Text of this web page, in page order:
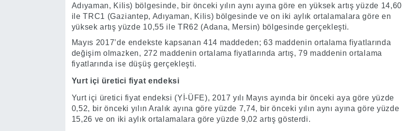
Adıyaman, Kilis) bölgesinde, bir önceki yılın aynı ayına göre en yüksek artış yüzde 14,60
ile TRC1 (Gaziantep, Adıyaman, Kilis) bölgesinde ve on iki aylık ortalamalara göre en
yüksek artış yüzde 10,55 ile TR62 (Adana, Mersin) bölgesinde gerçekleşti.
Mayıs 2017’de endekste kapsanan 414 maddeden; 63 maddenin ortalama fiyatlarında
değişim olmazken, 272 maddenin ortalama fiyatlarında artış, 79 maddenin ortalama
fiyatlarında ise düşüş gerçekleşti.
Yurt içi üretici fiyat endeksi
Yurt içi üretici fiyat endeksi (Yİ-ÜFE), 2017 yılı Mayıs ayında bir önceki aya göre yüzde
0,52, bir önceki yılın Aralık ayına göre yüzde 7,74, bir önceki yılın aynı ayına göre yüzde
15,26 ve on iki aylık ortalamalara göre yüzde 9,02 artış gösterdi.